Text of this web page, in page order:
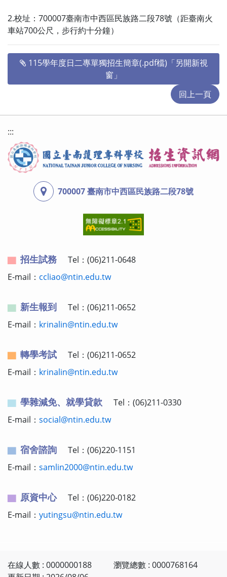
2.校址：700007臺南市中西區民族路二段78號（距臺南火
車站700公尺，步行約十分鐘）
115學年度日二專單獨招生簡章(.pdf檔)「另開新視
窗」
:::
700007 臺南市中西區民族路二段78號
招生試務
Tel：(06)211-0648
E-mail： ccliao@ntin.edu.tw
新生報到
Tel：(06)211-0652
E-mail： krinalin@ntin.edu.tw
轉學考試
Tel：(06)211-0652
E-mail： krinalin@ntin.edu.tw
學雜減免、就學貸款
Tel：(06)211-0330
E-mail： social@ntin.edu.tw
宿舍諮詢
Tel：(06)220-1151
E-mail： samlin2000@ntin.edu.tw
原資中心
Tel：(06)220-0182
E-mail： yutingsu@ntin.edu.tw
在線人數 : 0000000188
瀏覽總數 : 0000768164